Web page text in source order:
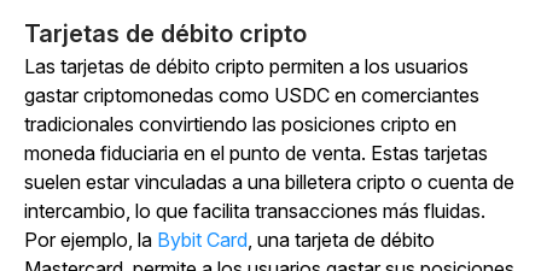
Tarjetas de débito cripto
Las tarjetas de débito cripto permiten a los usuarios
gastar criptomonedas como USDC en comerciantes
tradicionales convirtiendo las posiciones cripto en
moneda fiduciaria en el punto de venta. Estas tarjetas
suelen estar vinculadas a una billetera cripto o cuenta de
intercambio, lo que facilita transacciones más fluidas.
Por ejemplo, la Bybit Card, una tarjeta de débito